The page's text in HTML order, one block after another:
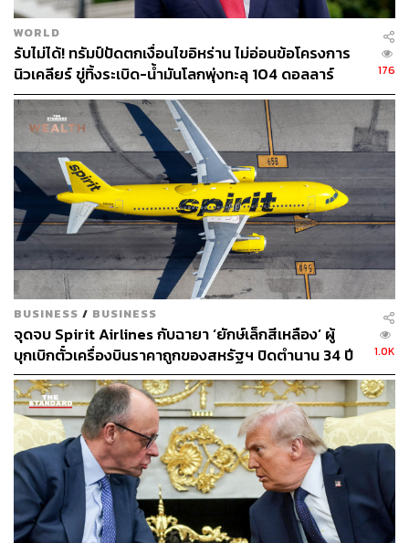
WORLD
รับไม่ได้! ทรัมป์ปัดตกเงื่อนไขอิหร่าน ไม่อ่อนข้อโครงการ
นิวเคลียร์ ขู่ทิ้งระเบิด-น้ำมันโลกพุ่งทะลุ 104 ดอลลาร์
176
BUSINESS / BUSINESS
จุดจบ Spirit Airlines กับฉายา ‘ยักษ์เล็กสีเหลือง’ ผู้
บุกเบิกตั๋วเครื่องบินราคาถูกของสหรัฐฯ ปิดตำนาน 34 ปี
เปิดคำถามใหญ่ว่าใครคือคนที่ต้องเดือดร้อนในวันที่ตั๋ว
ประหยัดหายไป
1.0K